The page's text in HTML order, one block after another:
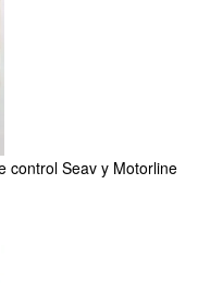
control Seav y Motorline